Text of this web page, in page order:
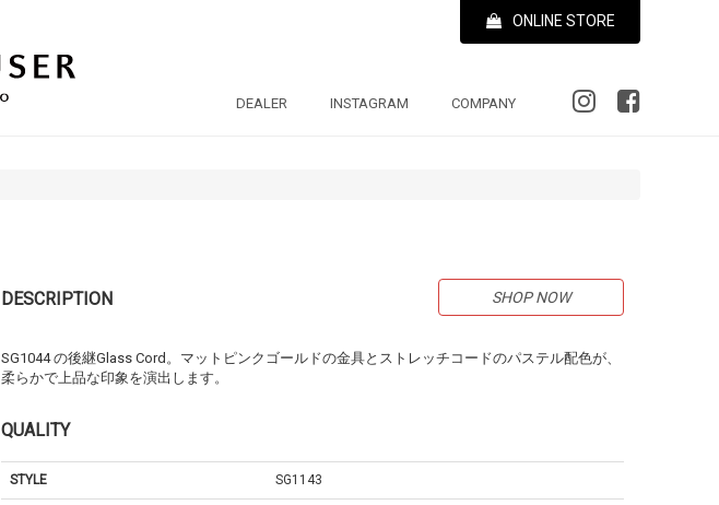
ONLINE STORE
DEALER INSTAGRAM COMPANY
DESCRIPTION SHOP NOW
SG1044 の後継Glass Cord。マットピンクゴールドの金具とストレッチコードのパステル配色が、
柔らかで上品な印象を演出します。
QUALITY
STYLE SG1143